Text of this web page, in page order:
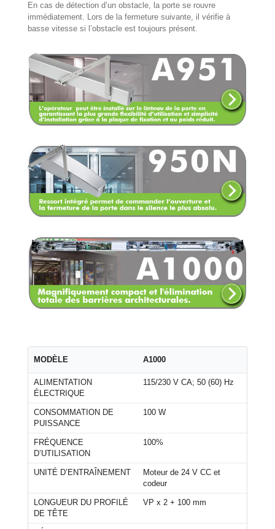
En cas de détection d’un obstacle, la porte se rouvre
immédiatement. Lors de la fermeture suivante, il vérifie à
basse vitesse si l’obstacle est toujours présent.
MODÈLE A1000
ALIMENTATION
ÉLECTRIQUE
115/230 V CA; 50 (60) Hz
CONSOMMATION DE
PUISSANCE
100 W
FRÉQUENCE
D’UTILISATION
100%
UNITÉ D’ENTRAÎNEMENT
Moteur de 24 V CC et
codeur
LONGUEUR DU PROFILÉ
DE TÊTE
VP x 2 + 100 mm